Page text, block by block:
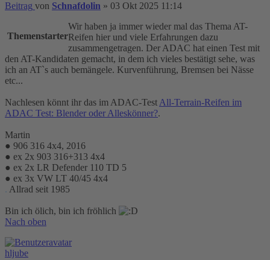
Beitrag von Schnafdolin » 03 Okt 2025 11:14
Themenstarter
Wir haben ja immer wieder mal das Thema AT-
Reifen hier und viele Erfahrungen dazu
zusammengetragen. Der ADAC hat einen Test mit
den AT-Kandidaten gemacht, in dem ich vieles bestätigt sehe, was
ich an AT`s auch bemängele. Kurvenführung, Bremsen bei Nässe
etc...
Nachlesen könnt ihr das im ADAC-TestAll-Terrain-Reifen im
ADAC Test: Blender oder Alleskönner?.
Martin
● 906 316 4x4, 2016
● ex 2x 903 316+313 4x4
● ex 2x LR Defender 110 TD 5
● ex 3x VW LT 40/45 4x4
. Allrad seit 1985
Bin ich ölich, bin ich fröhlich
Nach oben
hljube